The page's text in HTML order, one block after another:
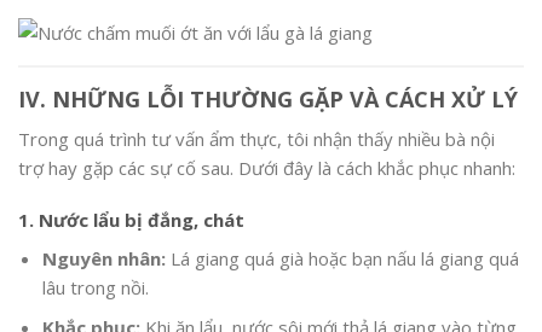
IV. NHỮNG LỖI THƯỜNG GẶP VÀ CÁCH XỬ LÝ
Trong quá trình tư vấn ẩm thực, tôi nhận thấy nhiều bà nội
trợ hay gặp các sự cố sau. Dưới đây là cách khắc phục nhanh:
1. Nước lẩu bị đắng, chát
Nguyên nhân: Lá giang quá già hoặc bạn nấu lá giang quá
lâu trong nồi.
Khắc phục: Khi ăn lẩu, nước sôi mới thả lá giang vào từng